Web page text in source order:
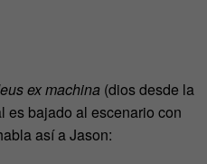
ex machina (dios desde la
es bajado al escenario con
así a Jason: